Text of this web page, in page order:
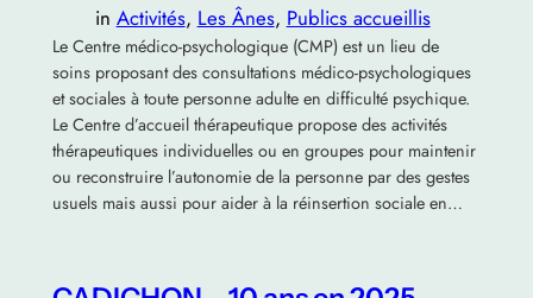
in Activités, Les Ânes, Publics accueillis
Le Centre médico-psychologique (CMP) est un lieu de
soins proposant des consultations médico-psychologiques
et sociales à toute personne adulte en difficulté psychique.
Le Centre d’accueil thérapeutique propose des activités
thérapeutiques individuelles ou en groupes pour maintenir
ou reconstruire l’autonomie de la personne par des gestes
usuels mais aussi pour aider à la réinsertion sociale en…